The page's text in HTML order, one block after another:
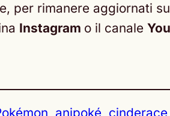
per rimanere aggiornati
Instagram o il canale
anipoké cinderace